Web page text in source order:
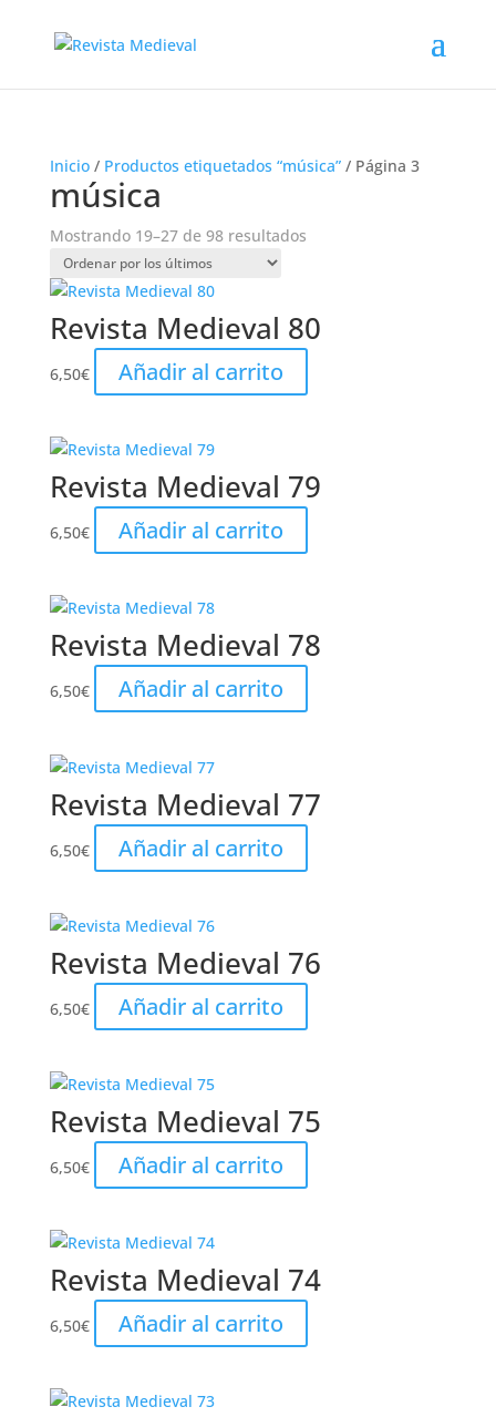
Inicio/ Productos etiquetados “música”/ Página 3
música
Mostrando 19–27 de 98 resultadosOrdenado
Revista Medieval 80
6,50€ Añadir al carrito
Revista Medieval 79
6,50€ Añadir al carrito
Revista Medieval 78
6,50€ Añadir al carrito
Revista Medieval 77
6,50€ Añadir al carrito
Revista Medieval 76
6,50€ Añadir al carrito
Revista Medieval 75
6,50€ Añadir al carrito
Revista Medieval 74
6,50€ Añadir al carrito